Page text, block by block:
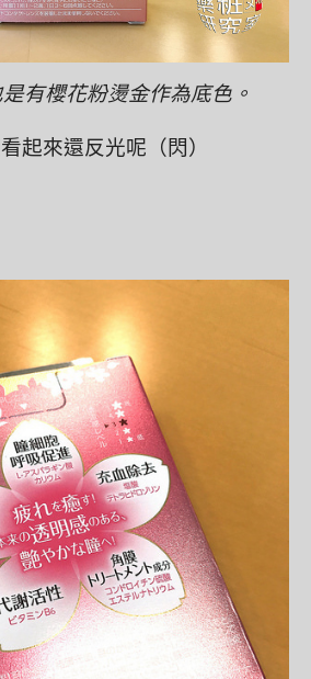
有櫻花粉燙金作為底色。
起來還反光呢（閃）